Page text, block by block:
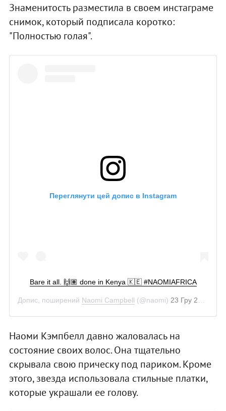
Знаменитость разместила в своем инстаграме
снимок, который подписала коротко:
"Полностью голая".
Переглянути цей допис в Instagram
Bare it all. 🙌🏽 done in Kenya 🇰🇪 #NAOMIAFRICA
Допис, поширений Naomi Campbell (@naomi) 23 Гру 2018 р. о 12:04 PST
Наоми Кэмпбелл давно жаловалась на
состояние своих волос. Она тщательно
скрывала свою прическу под париком. Кроме
этого, звезда использовала стильные платки,
которые украшали ее голову.